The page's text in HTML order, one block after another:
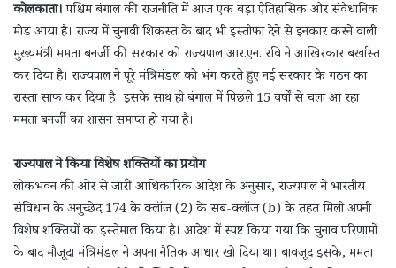
कोलकाता।पश्चिम बंगाल की राजनीति में आज एक बड़ा ऐतिहासिक और संवैधानिक
मोड़ आया है। राज्य में चुनावी शिकस्त के बाद भी इस्तीफा देने से इनकार करने वाली
मुख्यमंत्री ममता बनर्जी की सरकार को राज्यपाल आर.एन. रवि ने आखिरकार बर्खास्त
कर दिया है। राज्यपाल ने पूरे मंत्रिमंडल को भंग करते हुए नई सरकार के गठन का
रास्ता साफ कर दिया है। इसके साथ ही बंगाल में पिछले 15 वर्षों से चला आ रहा
ममता बनर्जी का शासन समाप्त हो गया है।
राज्यपाल ने किया विशेष शक्तियों का प्रयोग
लोकभवन की ओर से जारी आधिकारिक आदेश के अनुसार, राज्यपाल ने भारतीय
संविधान के अनुच्छेद 174 के क्लॉज (2) के सब-क्लॉज (b) के तहत मिली अपनी
विशेष शक्तियों का इस्तेमाल किया है। आदेश में स्पष्ट किया गया कि चुनाव परिणामों
के बाद मौजूदा मंत्रिमंडल ने अपना नैतिक आधार खो दिया था। बावजूद इसके, ममता